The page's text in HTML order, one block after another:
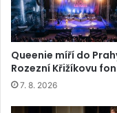
Queenie míří do
Rozezní Křižíkovu
7. 8. 2026